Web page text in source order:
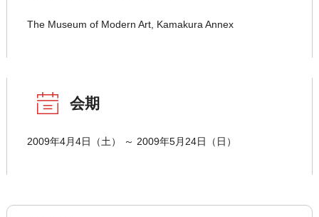
The Museum of Modern Art, Kamakura Annex
会期
2009年4月4日（土） ～ 2009年5月24日（日）